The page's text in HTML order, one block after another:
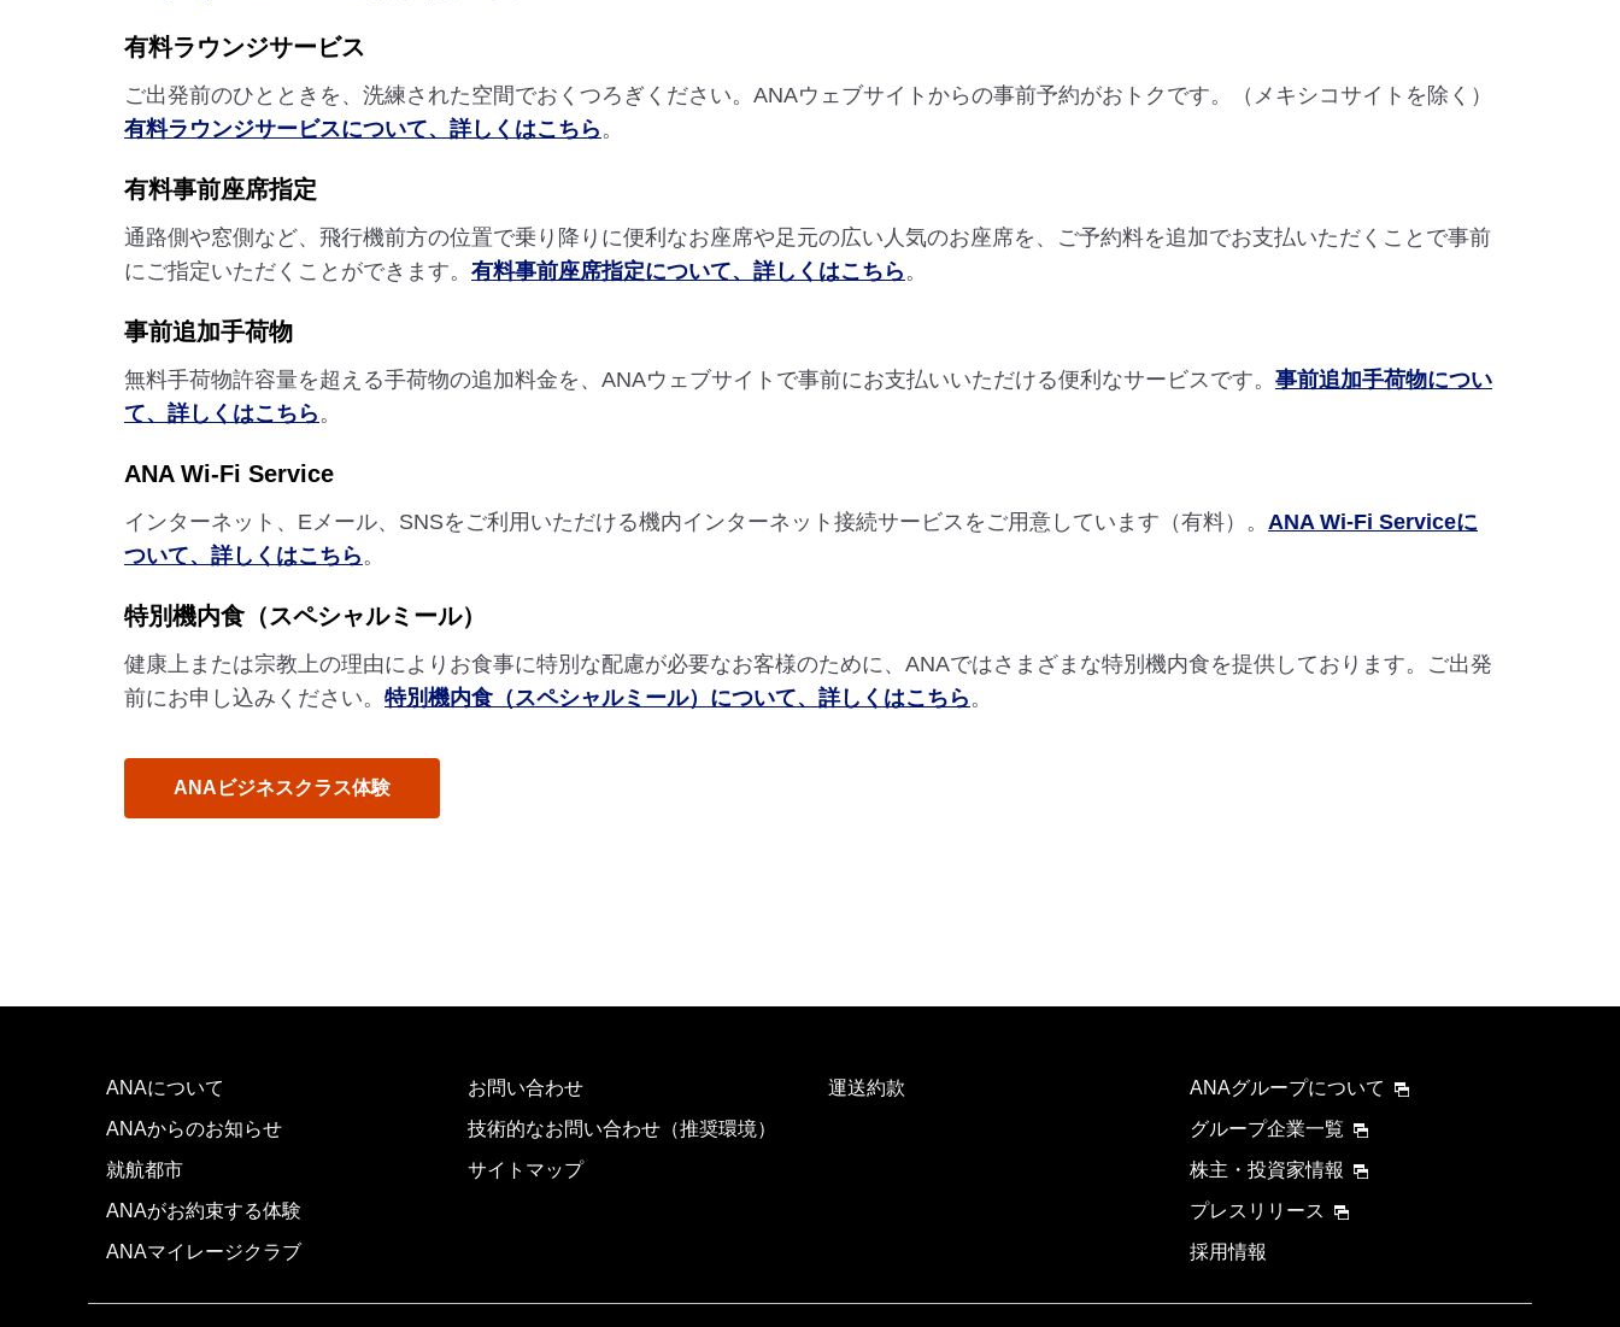
有料ラウンジサービス
ご出発前のひとときを、洗練された空間でおくつろぎください。ANAウェブサイトからの事前予約がおトクです。（メキシコサイトを除く）
有料ラウンジサービスについて、詳しくはこちら 。
有料事前座席指定
通路側や窓側など、飛行機前方の位置で乗り降りに便利なお座席や足元の広い人気のお座席を、ご予約料を追加でお支払いただくことで事前
にご指定いただくことができます。 有料事前座席指定について、詳しくはこちら 。
事前追加手荷物
無料手荷物許容量を超える手荷物の追加料金を、ANAウェブサイトで事前にお支払いいただける便利なサービスです。 事前追加手荷物につい
て、詳しくはこちら 。
ANA Wi-Fi Service
インターネット、Eメール、SNSをご利用いただける機内インターネット接続サービスをご用意しています（有料）。 ANA Wi-Fi Serviceに
ついて、詳しくはこちら 。
特別機内食（スペシャルミール）
健康上または宗教上の理由によりお食事に特別な配慮が必要なお客様のために、ANAではさまざまな特別機内食を提供しております。ご出発
前にお申し込みください。 特別機内食（スペシャルミール）について、詳しくはこちら 。
ANAビジネスクラス体験
ANAについて
ANAからのお知らせ
就航都市
ANAがお約束する体験
ANAマイレージクラブ
お問い合わせ
技術的なお問い合わせ（推奨環境）
サイトマップ
運送約款
ANAグループについて
グループ企業一覧
株主・投資家情報
プレスリリース
採用情報